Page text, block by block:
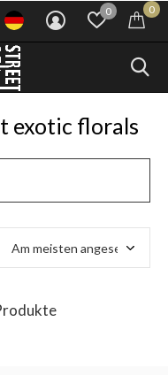
0 0
exotic florals